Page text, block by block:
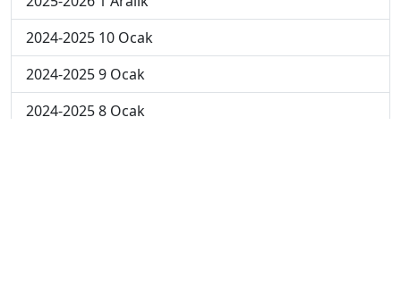
2024-2025 10 Ocak
2024-2025 9 Ocak
2024-2025 8 Ocak